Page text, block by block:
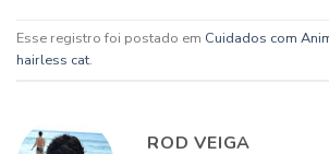
Esse registro foi postado em Cuidados com
hairless cat.
ROD VEIGA